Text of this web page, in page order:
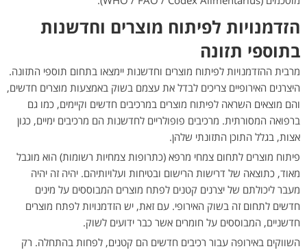
הזדמנויות לפיתוח מוצרים וחדשנות
בתוספי תזונה
מרבית ההזדמנויות לפיתוח מוצרים וחדשנות יימצאו בתחום תוספי התזונה.
היצרנים האירופיים צריכים לבדל את עצמם בשוק באמצעות מוצרים חדשים,
והם מוצאים השראה לפיתוח מוצרים במרכיבים חדשים וקיימים, כמו גם
ברפואה המסורתית. מרכיבים פופולריים לחדשנות הם מרכיבים ימיים, כגון
אצות, בגלל התוכן התזונתי שלהן.
פיתוח מוצרים לתחום צמחי מרפא (כתרופות צמחיות רשומות) הוא מוגבל
מאוד, כתוצאה של דרישות הרישום ובטיחות ועלויותיהם. יהיה זה יהיה
מעבר ליכולתם של יצרנים קטנים לפתח מוצרים המבוססים על מינים
חדשים לתחום זה בשוק האירופי. עם זאת, יש הזדמנויות לפתח מוצרים
חדשניים, המבוססים על חומרים אשר כבר ידועים לשוק.
השווקים באירופה עבור רכיבים חדשים הם קטנים, לפחות בהתחלה. רק